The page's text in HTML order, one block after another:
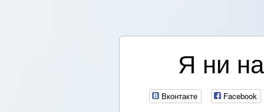
Я ни
Вконтакте Facebook